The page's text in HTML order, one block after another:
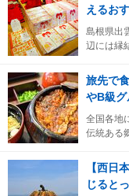
えるお
島根県出
辺には縁
旅先で
やB級
全国各地
伝統ある
【西日
じると